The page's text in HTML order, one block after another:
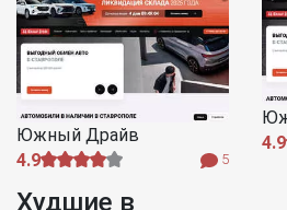
Южный Драйв
4.9
5
4.9
Худшие в